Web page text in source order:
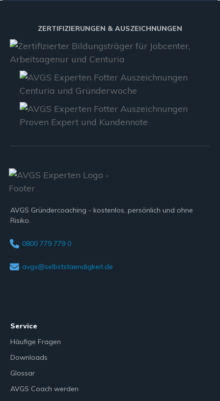
ZERTIFIZIERUNGEN & AUSZEICHNUNGEN
AVGS Gründercoaching - kostenlos, persönlich und ohne
Risiko.
0800 779 779 0
avgs@selbststaendigkeit.de
Service
Häufige Fragen
Downloads
Glossar
AVGS Coach werden